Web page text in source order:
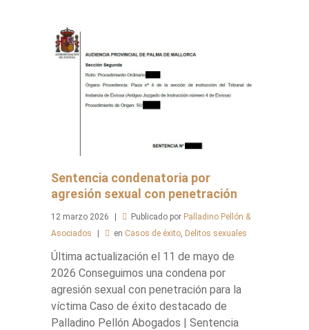
Sentencia condenatoria por
agresión sexual con penetración
12 marzo 2026 Publicado por Palladino Pellón &
Asociados
en Casos de éxito Delitos sexuales
Última actualización el 11 de mayo de
2026 Conseguimos una condena por
agresión sexual con penetración para la
víctima Caso de éxito destacado de
Palladino Pellón Abogados | Sentencia